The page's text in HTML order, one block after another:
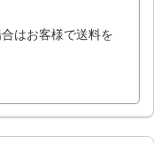
はお客様で送料を